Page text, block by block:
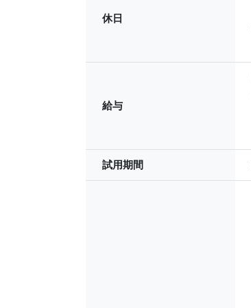
休日
給与
試用期間